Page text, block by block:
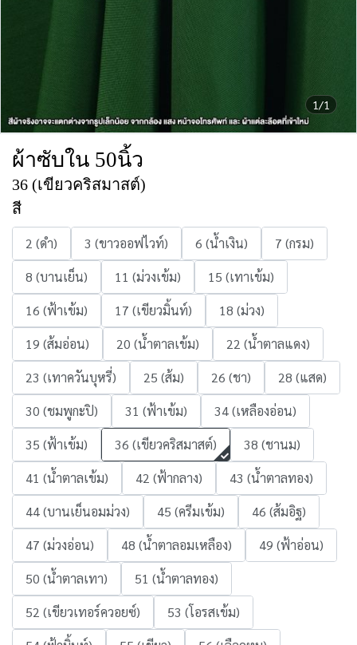
1/1
ผ้าซับใน 50นิ้ว
36 (เขียวคริสมาสต์)
สี
2 (ดำ) 3 (ขาวออฟไวท์) 6 (น้ำเงิน)
7 (กรม)
8 (บานเย็น)
11 (ม่วงเข้ม)
15 (เทาเข้ม)
16 (ฟ้าเข้ม)
17 (เขียวมิ้นท์)
18 (ม่วง)
19 (ส้มอ่อน)
20 (น้ำตาลเข้ม)
22 (น้ำตาลแดง)
23 (เทาควันบุหรี่)
25 (ส้ม) 26 (ชา)
28 (แสด)
30 (ชมพูกะปิ)
31 (ฟ้าเข้ม)
34 (เหลืองอ่อน)
35 (ฟ้าเข้ม)
36 (เขียวคริสมาสต์)
38 (ชานม)
41 (น้ำตาลเข้ม)
42 (ฟ้ากลาง)
43 (น้ำตาลทอง)
44 (บานเย็นอมม่วง)
45 (ครีมเข้ม)
46 (ส้มอิฐ)
47 (ม่วงอ่อน)
48 (น้ำตาลอมเหลือง)
49 (ฟ้าอ่อน)
50 (น้ำตาลเทา)
51 (น้ำตาลทอง)
52 (เขียวเทอร์ควอยซ์)
53 (โอรสเข้ม)